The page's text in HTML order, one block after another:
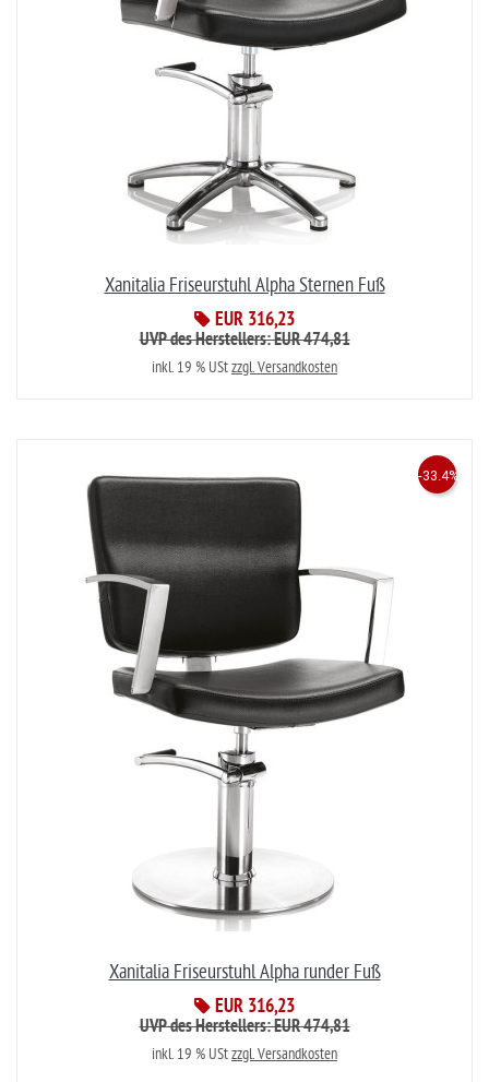
Xanitalia Friseurstuhl Alpha Sternen Fuß
EUR 316,23
UVP des Herstellers: EUR 474,81
inkl. 19 % UStzzgl. Versandkosten
Xanitalia Friseurstuhl Alpha runder Fuß
EUR 316,23
-33.4%
UVP des Herstellers: EUR 474,81
inkl. 19 % UStzzgl. Versandkosten